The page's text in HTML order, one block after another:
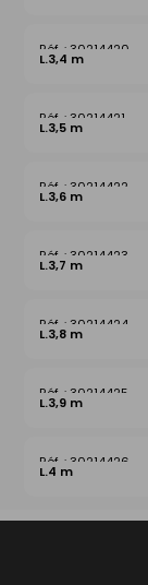
30214420
L.3,4 m
30214421
L.3,5 m
30214422
L.3,6 m
30214423
L.3,7 m
30214424
L.3,8 m
30214425
L.3,9 m
30214426
L.4 m